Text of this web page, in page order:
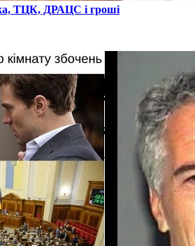
ТЦК, ДРАЦС і гроші